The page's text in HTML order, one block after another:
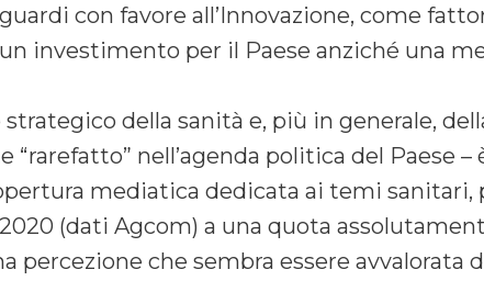
con favore all’Innovazione, come
investimento per il Paese anziché una
della sanità e, più in generale,
“rarefatto” nell’agenda politica del Paese –
mediatica dedicata ai temi sanitari,
(dati Agcom) a una quota
percezione che sembra essere avvalorata